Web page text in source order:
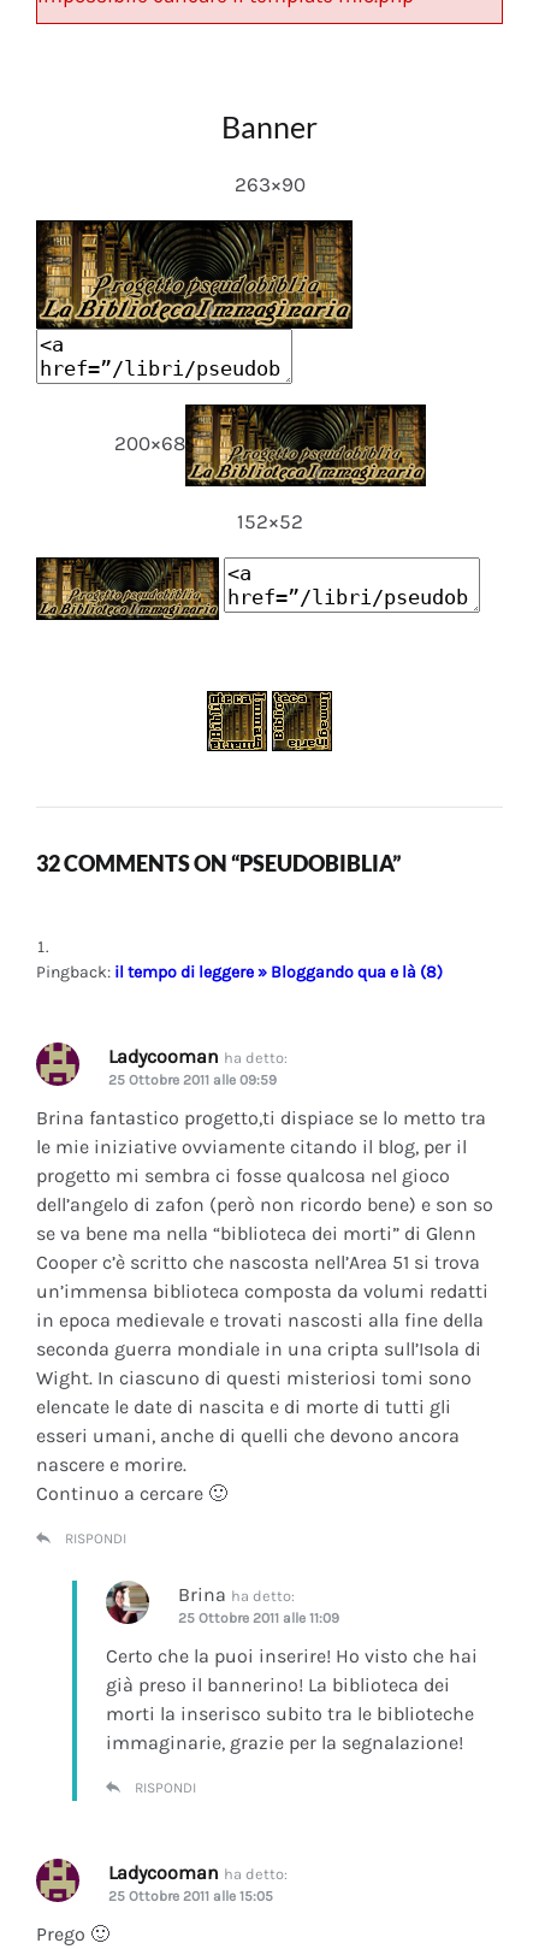
Banner
263×90
200×68
152×52
32 COMMENTS ON “PSEUDOBIBLIA”
Pingback: il tempo di leggere » Bloggando qua e là (8)
Ladycooman ha detto:
25 Ottobre 2011 alle 09:59
Brina fantastico progetto,ti dispiace se lo metto tra
le mie iniziative ovviamente citando il blog, per il
progetto mi sembra ci fosse qualcosa nel gioco
dell’angelo di zafon (però non ricordo bene) e son so
se va bene ma nella “biblioteca dei morti” di Glenn
Cooper c’è scritto che nascosta nell’Area 51 si trova
un’immensa biblioteca composta da volumi redatti
in epoca medievale e trovati nascosti alla fine della
seconda guerra mondiale in una cripta sull’Isola di
Wight. In ciascuno di questi misteriosi tomi sono
elencate le date di nascita e di morte di tutti gli
esseri umani, anche di quelli che devono ancora
nascere e morire.
Continuo a cercare 🙂
RISPONDI
Brina ha detto:
25 Ottobre 2011 alle 11:09
Certo che la puoi inserire! Ho visto che hai
già preso il bannerino! La biblioteca dei
morti la inserisco subito tra le biblioteche
immaginarie, grazie per la segnalazione!
RISPONDI
Ladycooman ha detto:
25 Ottobre 2011 alle 15:05
Prego 🙂